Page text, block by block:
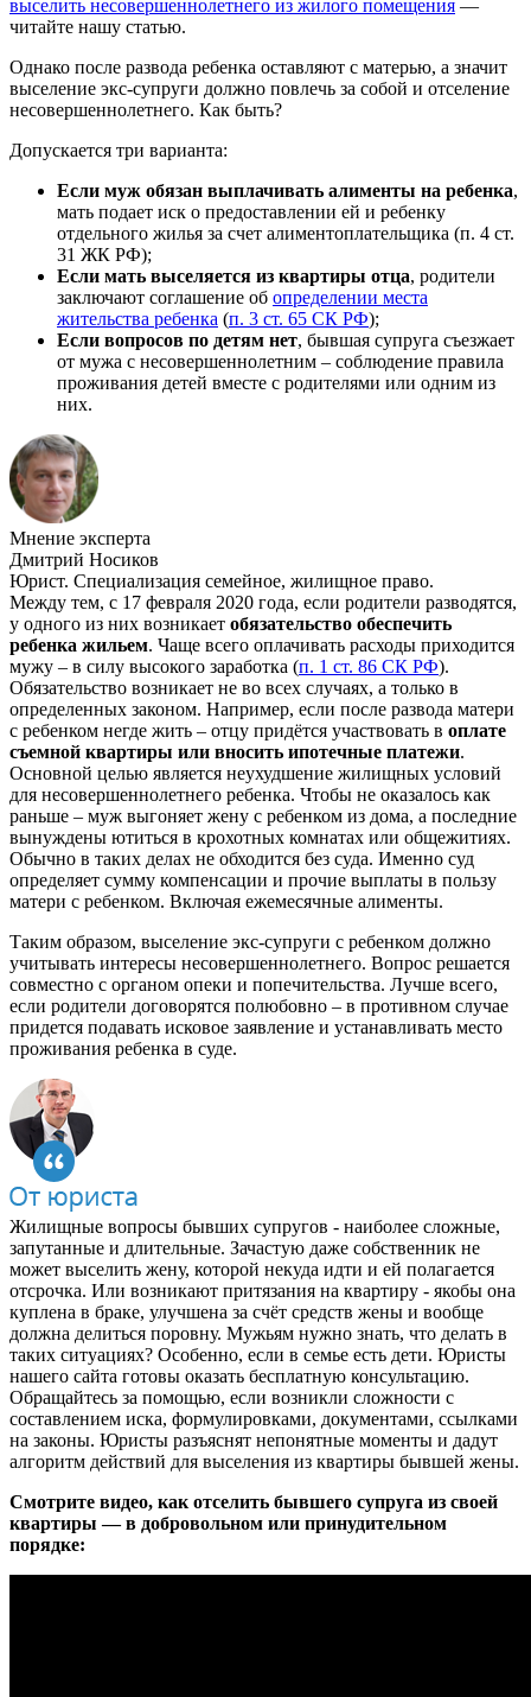
выселить несовершеннолетнего из жилого помещения —
читайте нашу статью.
Однако после развода ребенка оставляют с матерью, а значит
выселение экс-супруги должно повлечь за собой и отселение
несовершеннолетнего. Как быть?
Допускается три варианта:
Если муж обязан выплачивать алименты на ребенка,
мать подает иск о предоставлении ей и ребенку
отдельного жилья за счет алиментоплательщика (п. 4 ст.
31 ЖК РФ);
Если мать выселяется из квартиры отца, родители
заключают соглашение об определении места
жительства ребенка (п. 3 ст. 65 СК РФ);
Если вопросов по детям нет, бывшая супруга съезжает
от мужа с несовершеннолетним – соблюдение правила
проживания детей вместе с родителями или одним из
них.
Мнение эксперта
Дмитрий Носиков
Юрист. Специализация семейное, жилищное право.
Между тем, с 17 февраля 2020 года, если родители разводятся,
у одного из них возникает обязательство обеспечить
ребенка жильем. Чаще всего оплачивать расходы приходится
мужу – в силу высокого заработка (п. 1 ст. 86 СК РФ).
Обязательство возникает не во всех случаях, а только в
определенных законом. Например, если после развода матери
с ребенком негде жить – отцу придётся участвовать в оплате
съемной квартиры или вносить ипотечные платежи.
Основной целью является неухудшение жилищных условий
для несовершеннолетнего ребенка. Чтобы не оказалось как
раньше – муж выгоняет жену с ребенком из дома, а последние
вынуждены ютиться в крохотных комнатах или общежитиях.
Обычно в таких делах не обходится без суда. Именно суд
определяет сумму компенсации и прочие выплаты в пользу
матери с ребенком. Включая ежемесячные алименты.
Таким образом, выселение экс-супруги с ребенком должно
учитывать интересы несовершеннолетнего. Вопрос решается
совместно с органом опеки и попечительства. Лучше всего,
если родители договорятся полюбовно – в противном случае
придется подавать исковое заявление и устанавливать место
проживания ребенка в суде.
Жилищные вопросы бывших супругов - наиболее сложные,
запутанные и длительные. Зачастую даже собственник не
может выселить жену, которой некуда идти и ей полагается
отсрочка. Или возникают притязания на квартиру - якобы она
куплена в браке, улучшена за счёт средств жены и вообще
должна делиться поровну. Мужьям нужно знать, что делать в
таких ситуациях? Особенно, если в семье есть дети. Юристы
нашего сайта готовы оказать бесплатную консультацию.
Обращайтесь за помощью, если возникли сложности с
составлением иска, формулировками, документами, ссылками
на законы. Юристы разъяснят непонятные моменты и дадут
алгоритм действий для выселения из квартиры бывшей жены.
Смотрите видео, как отселить бывшего супруга из своей
квартиры — в добровольном или принудительном
порядке: